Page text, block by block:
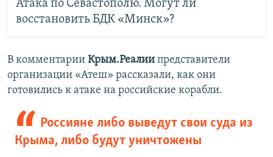
Атака по Севастополю. Могут ли
восстановить БДК «Минск»?
В комментарии Крым.Реалии представители
организации «Атеш» рассказали, как они
готовились к атаке на российские корабли.
Россияне либо выведут свои суда из
Крыма, либо будут уничтожены